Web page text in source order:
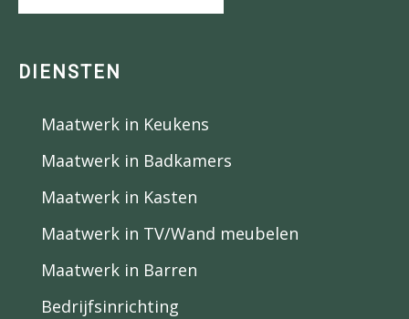
DIENSTEN
Maatwerk in Keukens
Maatwerk in Badkamers
Maatwerk in Kasten
Maatwerk in TV/Wand meubelen
Maatwerk in Barren
Bedrijfsinrichting